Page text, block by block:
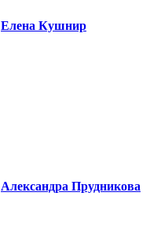
Елена Кушнир
Александра Прудникова